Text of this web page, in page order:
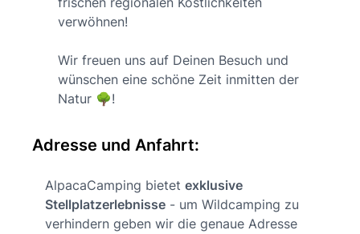
verwöhnen!
Wir freuen uns auf Deinen Besuch und
wünschen eine schöne Zeit inmitten der
Natur 🌳!
Adresse und Anfahrt:
AlpacaCamping bietet exklusive
Stellplatzerlebnisse - um Wildcamping zu
verhindern geben wir die genaue Adresse